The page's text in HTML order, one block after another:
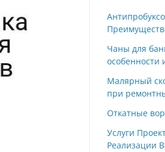
Чаны для
особенности
Малярный
при
Откатные
Услуги
Реализации